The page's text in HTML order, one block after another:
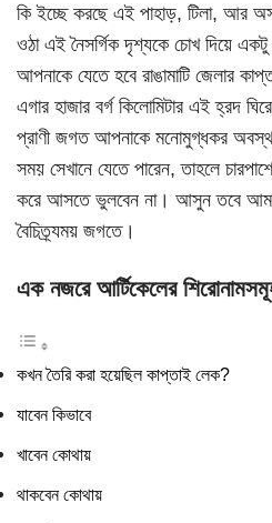
কি ইচ্ছে করছে এই পাহাড়, টিলা, আর
ওঠা এই নৈসর্গিক দৃশ্যকে চোখ দিয়ে
আপনাকে যেতে হবে রাঙামাটি জেলার
এগার হাজার বর্গ কিলোমিটার এই হ্রদ
প্রাণী জগত আপনাকে মনোমুগ্ধকর
সময় সেখানে যেতে পারেন, তাহলে
করে আসতে ভুলবেন না। আসুন তবে
বৈচিত্র্যময় জগতে।
এক নজরে আর্টিকেলের
কখন তৈরি করা হয়েছিল কাপ্তাই লেক?
যাবেন কিভাবে
খাবেন কোথায়
থাকবেন কোথায়